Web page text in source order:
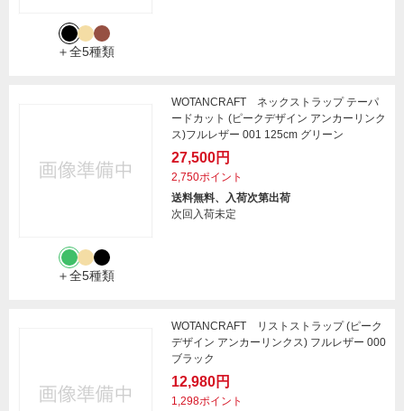
＋全5種類
＋全5種類
WOTANCRAFT ネックストラップ テーパ
ードカット (ピークデザイン アンカーリンク
ス)フルレザー 001 125cm グリーン
27,500円
2,750ポイント
送料無料、入荷次第出荷
次回入荷未定
WOTANCRAFT リストストラップ (ピーク
デザイン アンカーリンクス) フルレザー 000
ブラック
12,980円
1,298ポイント